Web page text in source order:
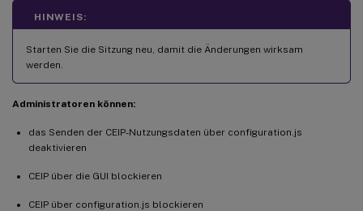
HINWEIS:
Starten Sie die Sitzung neu, damit die Änderungen wirksam
werden.
Administratoren können:
das Senden der CEIP-Nutzungsdaten über configuration.js
deaktivieren
CEIP über die GUI blockieren
CEIP über configuration.js blockieren